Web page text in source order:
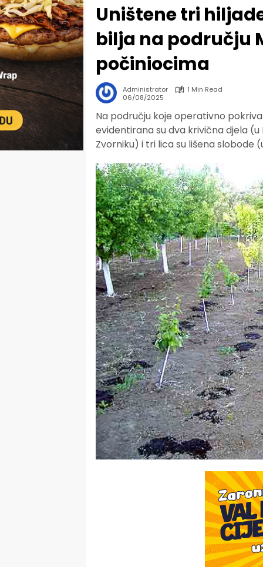
Uništene tri
bilja na području
počiniocima
Administrator
1 Min Read
06/08/2025
Na području koje operativno
evidentirana su dva krivična djela
Zvorniku) i tri lica su lišena slobode